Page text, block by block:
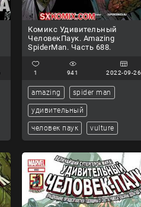
Комикс Удивительный
ЧеловекПаук. Amazing
SpiderMan. Часть 688.
1 941 2022-09-26
amazing spider man
удивительный
человек паук vulture